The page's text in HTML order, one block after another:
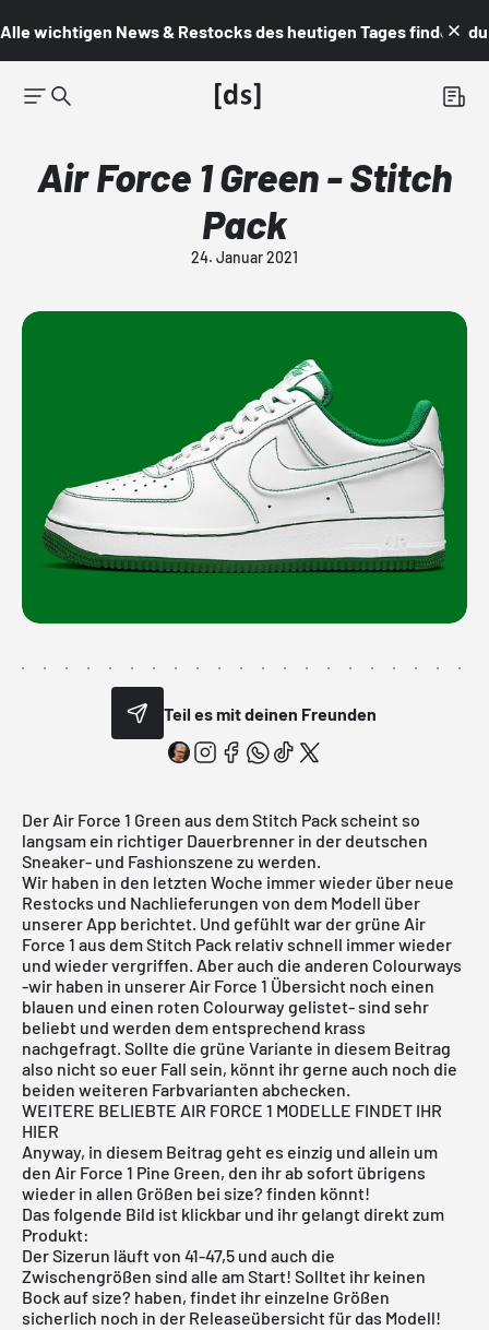
Alle wichtigen News & Restocks des heutigen Tages findest du
Air Force 1 Green - Stitch
Pack
24. Januar 2021
Teil es mit deinen Freunden
Der Air Force 1 Green aus dem Stitch Pack scheint so
langsam ein richtiger Dauerbrenner in der deutschen
Sneaker- und Fashionszene zu werden.
Wir haben in den letzten Woche immer wieder über neue
Restocks und Nachlieferungen von dem Modell über
unserer App berichtet. Und gefühlt war der grüne Air
Force 1 aus dem Stitch Pack relativ schnell immer wieder
und wieder vergriffen. Aber auch die anderen Colourways
-wir haben in unserer Air Force 1 Übersicht noch einen
blauen und einen roten Colourway gelistet- sind sehr
beliebt und werden dem entsprechend krass
nachgefragt. Sollte die grüne Variante in diesem Beitrag
also nicht so euer Fall sein, könnt ihr gerne auch noch die
beiden weiteren Farbvarianten abchecken.
WEITERE BELIEBTE AIR FORCE 1 MODELLE FINDET IHR
HIER
Anyway, in diesem Beitrag geht es einzig und allein um
den Air Force 1 Pine Green, den ihr ab sofort übrigens
wieder in allen Größen bei size? finden könnt!
Das folgende Bild ist klickbar und ihr gelangt direkt zum
Produkt:
Der Sizerun läuft von 41-47,5 und auch die
Zwischengrößen sind alle am Start! Solltet ihr keinen
Bock auf size? haben, findet ihr einzelne Größen
sicherlich noch in der Releaseübersicht für das Modell!